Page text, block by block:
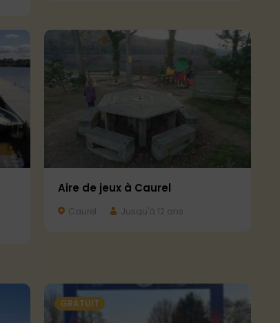
Aire de jeux à Caurel
Caurel Jusqu'à 12 ans
GRATUIT